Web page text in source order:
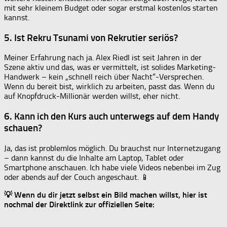
mit sehr kleinem Budget oder sogar erstmal kostenlos starten
kannst.
5. Ist Rekru Tsunami von Rekrutier seriös?
Meiner Erfahrung nach ja. Alex Riedl ist seit Jahren in der
Szene aktiv und das, was er vermittelt, ist solides Marketing-
Handwerk – kein „schnell reich über Nacht“-Versprechen.
Wenn du bereit bist, wirklich zu arbeiten, passt das. Wenn du
auf Knopfdruck-Millionär werden willst, eher nicht.
6. Kann ich den Kurs auch unterwegs auf dem Handy
schauen?
Ja, das ist problemlos möglich. Du brauchst nur Internetzugang
– dann kannst du die Inhalte am Laptop, Tablet oder
Smartphone anschauen. Ich habe viele Videos nebenbei im Zug
oder abends auf der Couch angeschaut. 📱
💡 Wenn du dir jetzt selbst ein Bild machen willst, hier ist
nochmal der Direktlink zur offiziellen Seite: